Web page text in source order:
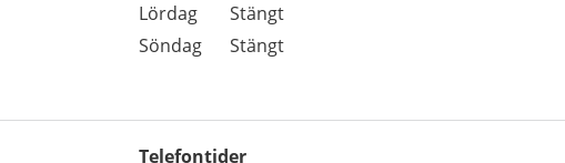
Lördag
Stängt
Söndag
Stängt
Telefontider